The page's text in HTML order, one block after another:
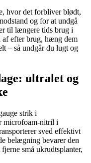
hvor det forbliver blødt,
og for at undgå
til længere tids brug i
efter brug, hæng dem
– så undgår du lugt og
ultralet og
strik i
microfoam-nitril i
sved effektivt
belægning bevarer den
små ukrudtsplanter,